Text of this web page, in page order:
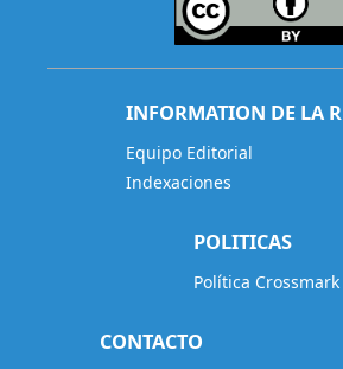
INFORMATION DE LA
Equipo Editorial
Indexaciones
POLITICAS
Política Crossmark
CONTACTO